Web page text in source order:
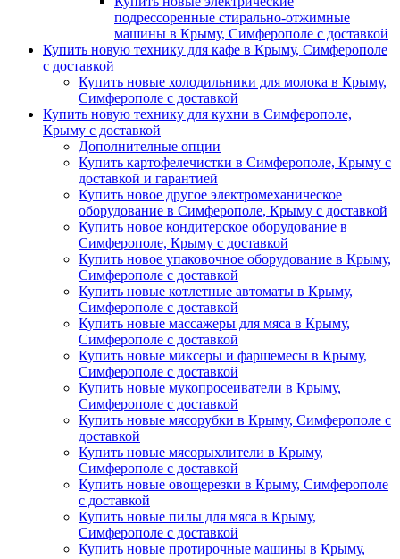
подрессоренные стирально-отжимные
машины в Крыму, Симферополе с доставкой
Купить новую технику для кафе в Крыму, Симферополе
с доставкой
Купить новые холодильники для молока в Крыму,
Симферополе с доставкой
Купить новую технику для кухни в Симферополе,
Крыму с доставкой
Дополнителные опции
Купить картофелечистки в Симферополе, Крыму с
доставкой и гарантией
Купить новое другое электромеханическое
оборудование в Симферополе, Крыму с доставкой
Купить новое кондитерское оборудование в
Симферополе, Крыму с доставкой
Купить новое упаковочное оборудование в Крыму,
Симферополе с доставкой
Купить новые котлетные автоматы в Крыму,
Симферополе с доставкой
Купить новые массажеры для мяса в Крыму,
Симферополе с доставкой
Купить новые миксеры и фаршемесы в Крыму,
Симферополе с доставкой
Купить новые мукопросеиватели в Крыму,
Симферополе с доставкой
Купить новые мясорубки в Крыму, Симферополе с
доставкой
Купить новые мясорыхлители в Крыму,
Симферополе с доставкой
Купить новые овощерезки в Крыму, Симферополе
с доставкой
Купить новые пилы для мяса в Крыму,
Симферополе с доставкой
Купить новые протирочные машины в Крыму,